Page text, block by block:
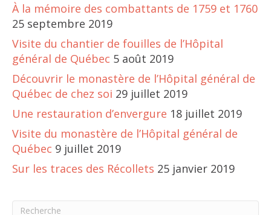
À la mémoire des combattants de 1759 et 1760
25 septembre 2019
Visite du chantier de fouilles de l’Hôpital
général de Québec 5 août 2019
Découvrir le monastère de l’Hôpital général de
Québec de chez soi 29 juillet 2019
Une restauration d’envergure 18 juillet 2019
Visite du monastère de l’Hôpital général de
Québec 9 juillet 2019
Sur les traces des Récollets 25 janvier 2019